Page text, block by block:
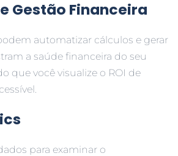
Gestão Financeira
automatizar cálculos e gerar
a saúde financeira do seu
que você visualize o ROI de
para examinar o